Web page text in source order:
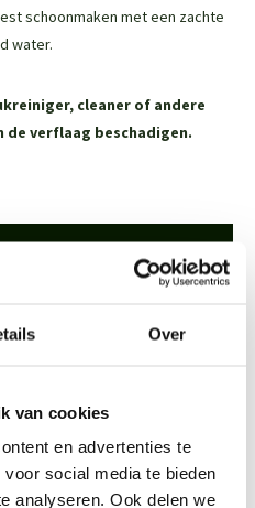
Over
van cookies
en advertenties te
social media te bieden
analyseren. Ook delen we
schoonmaken met een zachte
water.
cleaner of andere
de verflaag beschadigen.